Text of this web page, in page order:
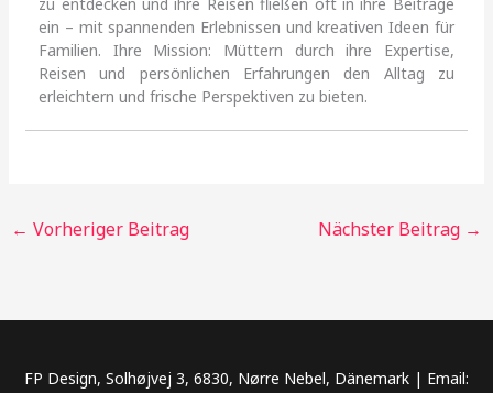
zu entdecken und ihre Reisen fließen oft in ihre Beiträge
ein – mit spannenden Erlebnissen und kreativen Ideen für
Familien. Ihre Mission: Müttern durch ihre Expertise,
Reisen und persönlichen Erfahrungen den Alltag zu
erleichtern und frische Perspektiven zu bieten.
← Vorheriger Beitrag Nächster Beitrag →
FP Design, Solhøjvej 3, 6830, Nørre Nebel, Dänemark | Email: